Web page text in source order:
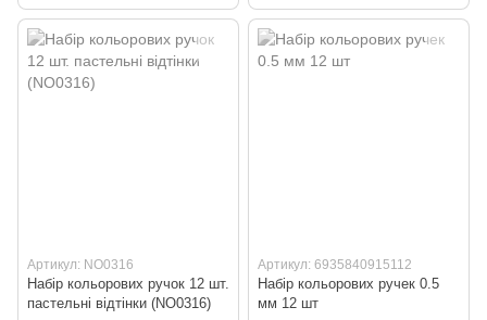
Артикул: NO0316
Набір кольорових ручок 12 шт.
пастельні відтінки (NO0316)
Артикул: 6935840915112
Набір кольорових ручек 0.5
мм 12 шт